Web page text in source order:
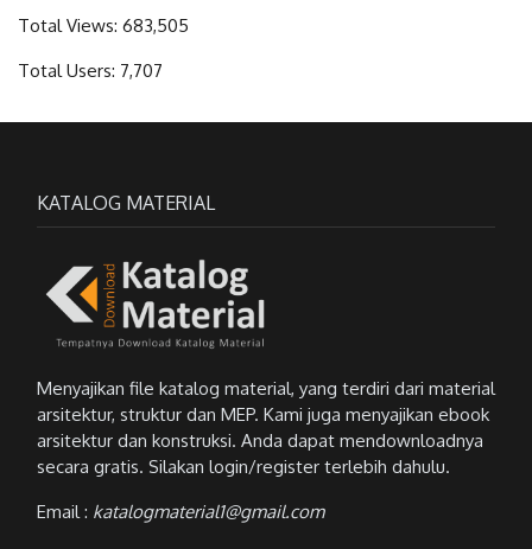
Total Views: 683,505
Total Users: 7,707
KATALOG MATERIAL
Menyajikan file katalog material, yang terdiri dari material
arsitektur, struktur dan MEP. Kami juga menyajikan ebook
arsitektur dan konstruksi. Anda dapat mendownloadnya
secara gratis. Silakan login/register terlebih dahulu.
Email : katalogmaterial1@gmail.com